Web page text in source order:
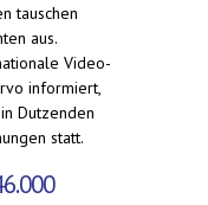
tauschen
aus.
Video-
informiert,
Dutzenden
statt.